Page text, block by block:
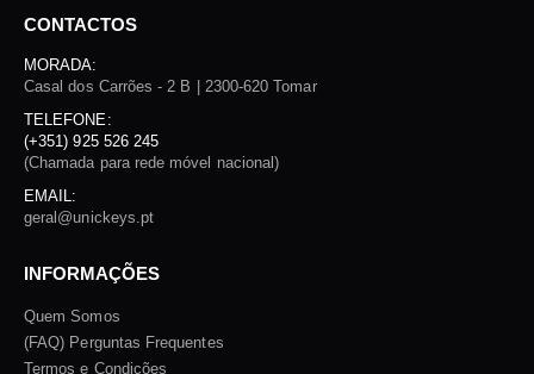
CONTACTOS
MORADA:
Casal dos Carrões - 2 B | 2300-620 Tomar
TELEFONE:
(+351) 925 526 245
(Chamada para rede móvel nacional)
EMAIL:
geral@unickeys.pt
INFORMAÇÕES
Quem Somos
(FAQ) Perguntas Frequentes
Termos e Condições